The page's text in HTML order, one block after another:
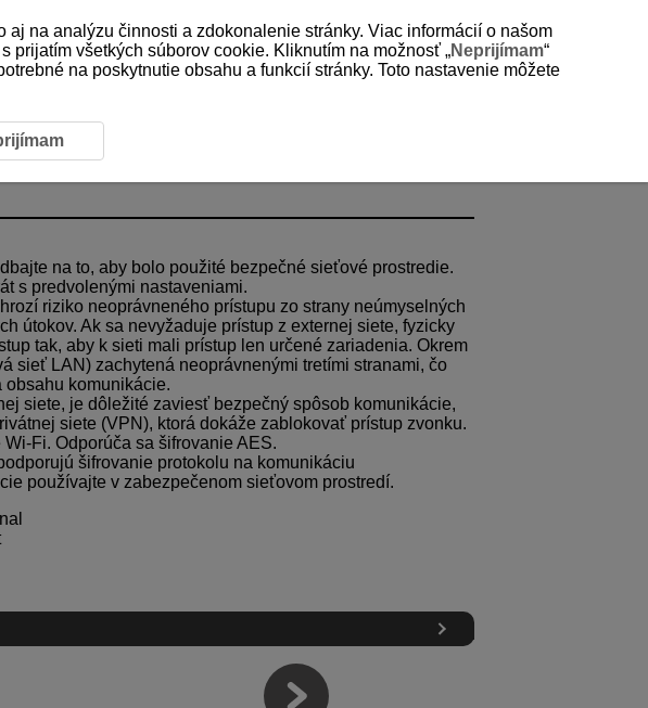
na to, aby bolo použité bezpečné sieťové prostredie.
s predvolenými nastaveniami.
riziko neoprávneného prístupu zo strany neúmyselných
útokov. Ak sa nevyžaduje prístup z externej siete, fyzicky
tak, aby k sieti mali prístup len určené zariadenia. Okrem
sieť LAN) zachytená neoprávnenými tretími stranami, čo
komunikácie.
siete, je dôležité zaviesť bezpečný spôsob komunikácie,
siete (VPN), ktorá dokáže zablokovať prístup zvonku.
Wi-Fi. Odporúča sa šifrovanie AES.
šifrovanie protokolu na komunikáciu
používajte v zabezpečenom sieťovom prostredí.
na analýzu činnosti a zdokonalenie stránky. Viac informácií o našom
prijatím všetkých súborov cookie. Kliknutím na možnosť „Neprijímam“
na poskytnutie obsahu a funkcií stránky. Toto nastavenie môžete